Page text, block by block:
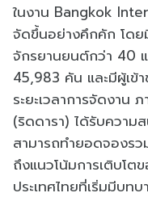
ในงาน Bangkok
จัดขึ้นอย่างคึกคัก โด
จักรยานยนต์กว่า 40
45,983 คัน และมีผู้เข้
ระยะเวลาการจัดงาน
(ริดดารา) ได้รับความ
สามารถทำยอดจองร
ถึงแนวโน้มการเติบโต
ประเทศไทยที่เริ่มมีบท